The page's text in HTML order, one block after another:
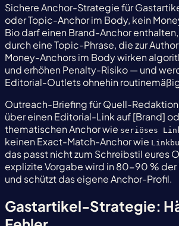
Sichere Anchor-Strategie für
oder Topic-Anchor im Body, kein
Bio darf einen Brand-Anchor
durch eine Topic-Phrase, die zur
Money-Anchors im Body wirken
und erhöhen Penalty-Risiko — und
Editorial-Outlets ohnehin
Outreach-Briefing für Quell-
über einen Editorial-Link auf [Brand]
thematischen Anchor wie seriöses
keinen Exact-Match-Anchor wie
das passt nicht zum Schreibstil eures
explizite Vorgabe wird in 80-90 % der
und schützt das eigene Anchor-Profil.
Gastartikel-Strategie: